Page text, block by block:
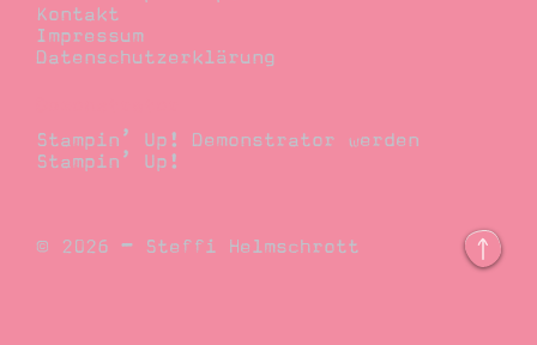
Kontakt
Impressum
Datenschutzerklärung
Stampin’ Up! Demonstrator werden
Stampin’ Up!
© 2026 – Steffi Helmschrott